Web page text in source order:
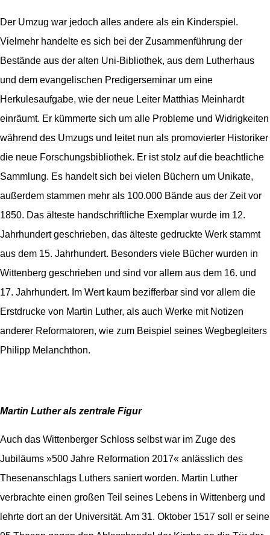
Der Umzug war jedoch alles andere als ein Kinderspiel.
Vielmehr handelte es sich bei der Zusammenführung der
Bestände aus der alten Uni-Bibliothek, aus dem Lutherhaus
und dem evangelischen Predigerseminar um eine
Herkulesaufgabe, wie der neue Leiter Matthias Meinhardt
einräumt. Er kümmerte sich um alle Probleme und Widrigkeiten
während des Umzugs und leitet nun als promovierter Historiker
die neue Forschungsbibliothek. Er ist stolz auf die beachtliche
Sammlung. Es handelt sich bei vielen Büchern um Unikate,
außerdem stammen mehr als 100.000 Bände aus der Zeit vor
1850. Das älteste handschriftliche Exemplar wurde im 12.
Jahrhundert geschrieben, das älteste gedruckte Werk stammt
aus dem 15. Jahrhundert. Besonders viele Bücher wurden in
Wittenberg geschrieben und sind vor allem aus dem 16. und
17. Jahrhundert. Im Wert kaum bezifferbar sind vor allem die
Erstdrucke von Martin Luther, als auch Werke mit Notizen
anderer Reformatoren, wie zum Beispiel seines Wegbegleiters
Philipp Melanchthon.
Martin Luther als zentrale Figur
Auch das Wittenberger Schloss selbst war im Zuge des
Jubiläums »500 Jahre Reformation 2017« anlässlich des
Thesenanschlags Luthers saniert worden. Martin Luther
verbrachte einen großen Teil seines Lebens in Wittenberg und
lehrte dort an der Universität. Am 31. Oktober 1517 soll er seine